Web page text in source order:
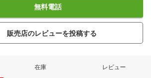
無料電話
販売店のレビューを投稿する
在庫 レビュー